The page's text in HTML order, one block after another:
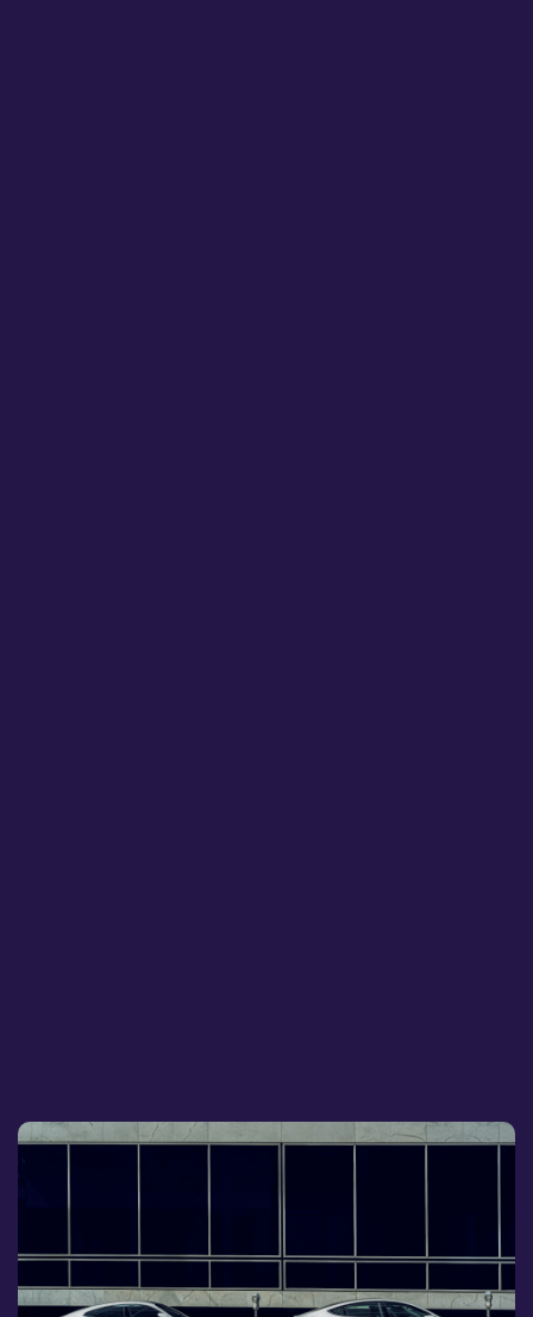
Elbilsstatistik januari 2022 -
50% av nyregistreringar
laddbara bilar